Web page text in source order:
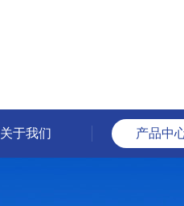
关于我们 产品中